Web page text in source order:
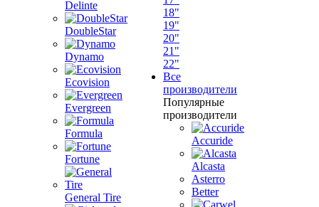
Delinte
DoubleStar
Dynamo
Ecovision
Evergreen
Formula
Fortune
General Tire
18"
19"
20"
21"
22"
Все
производители
Популярные
производители
Accuride
Alcasta
Asterro
Better